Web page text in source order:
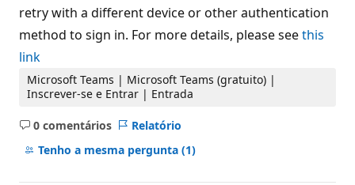
t
ç
retry with a different device or other authentication
method to sign in. For more details, please seethis
link
Microsoft Teams | Microsoft Teams (gratuito) |
Inscrever-se e Entrar | Entrada
0 comentários
Sem
comentários
Relatório
Tenho a mesma pergunta (1)